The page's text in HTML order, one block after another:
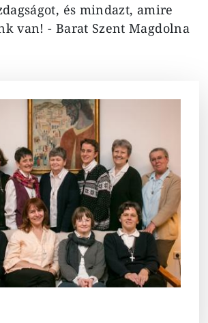
és mindazt, amire
van! - Barat Szent Magdolna